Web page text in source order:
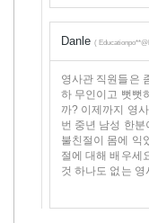
Danle (
영사관 직원들은
하 무인이고 뻣뻣
까? 이제까지 영
번 중년 남성 한
불친절이 몸에 익
절에 대해 배우세
것 하나도 없는 영